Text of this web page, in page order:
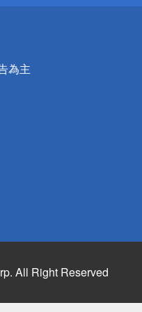
為主
All Right Reserved